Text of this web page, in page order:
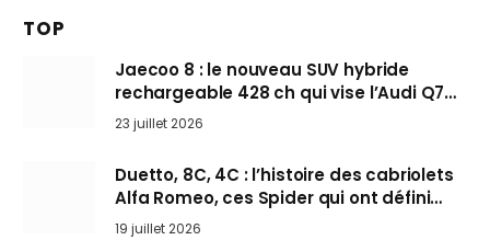
TOP
Jaecoo 8 : le nouveau SUV hybride
rechargeable 428 ch qui vise l’Audi Q7
arrive en Europe cet automne
23 juillet 2026
Duetto, 8C, 4C : l’histoire des cabriolets
Alfa Romeo, ces Spider qui ont défini
l’art de rouler cheveux au vent
19 juillet 2026